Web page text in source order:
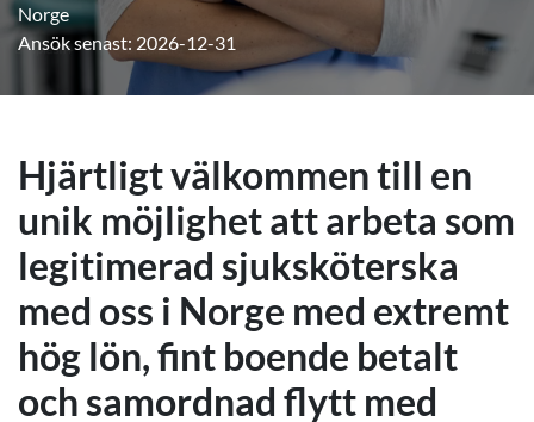
Norge
Ansök senast: 2026-12-31
Hjärtligt välkommen till en
unik möjlighet att arbeta som
legitimerad sjuksköterska
med oss i Norge med extremt
hög lön, fint boende betalt
och samordnad flytt med